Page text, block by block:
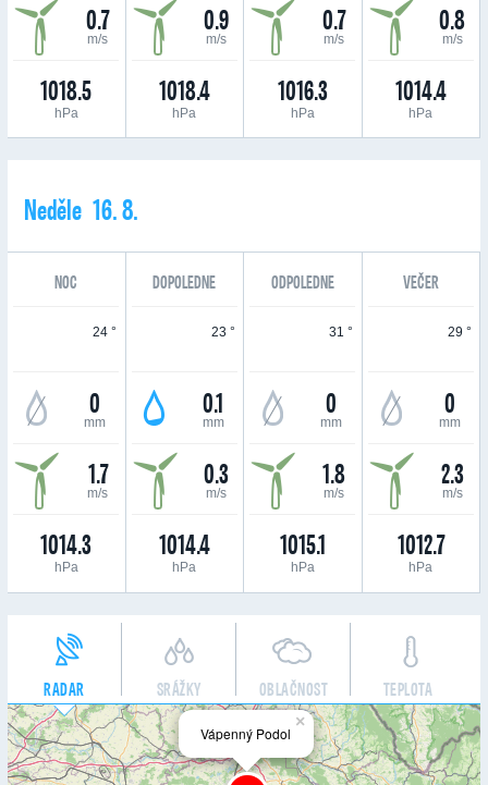
0.7
m/s
1018.5
hPa
0.9
m/s
1018.4
hPa
0.7
m/s
1016.3
hPa
0.8
m/s
1014.4
hPa
Neděle 16. 8.
NOC DOPOLEDNE ODPOLEDNE VEČER
24 °
0
mm
1.7
m/s
1014.3
hPa
23 °
0.1
mm
0.3
m/s
1014.4
hPa
31 °
0
mm
1.8
m/s
1015.1
hPa
29 °
0
mm
2.3
m/s
1012.7
hPa
RADAR SRÁŽKY OBLAČNOST TEPLOTA
×
Vápenný Podol